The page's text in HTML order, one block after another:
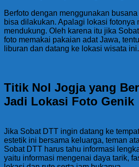
Berfoto dengan menggunakan
bisa dilakukan. Apalagi lokasi fotonya
mendukung. Oleh karena itu jika
foto memakai pakaian adat Jawa,
liburan dan datang ke lokasi wisata ini.
Titik Nol Jogja yang
Jadi Lokasi Foto Genik
Jika Sobat DTT ingin datang ke
estetik ini bersama keluarga, teman
Sobat DTT harus tahu informasi
yaitu informasi mengenai daya tarik,